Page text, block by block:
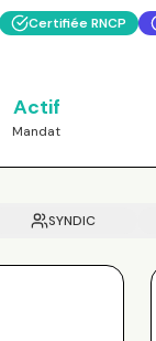
Certifiée RNCP
Actif
Mandat
SYNDIC